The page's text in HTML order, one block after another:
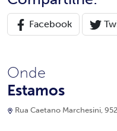
Facebook
Onde
Estamos
Rua Caetano Marchesini,